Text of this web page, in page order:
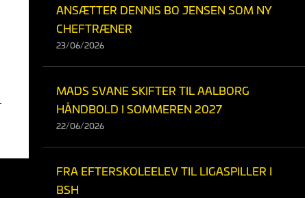
ANSÆTTER DENNIS BO JENSEN SOM NY
CHEFTRÆNER
23/06/2026
MADS SVANE SKIFTER TIL AALBORG
HÅNDBOLD I SOMMEREN 2027
22/06/2026
FRA EFTERSKOLEELEV TIL LIGASPILLER I
BSH